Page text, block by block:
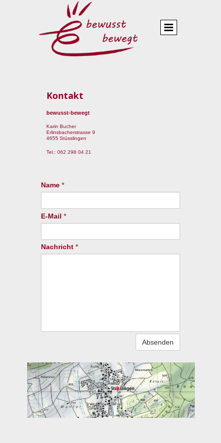
bewusst
bewegt
Kontakt
bewusst-bewegt
Karin Bucher
Erlinsbacherstrasse 9
4655 Stüsslingen
Tel.: 062 298 04 21
Name *
E-Mail *
Nachricht *
Absenden